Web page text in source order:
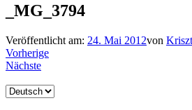
_MG_3794
Veröffentlicht am: 24. Mai 2012von
Vorherige
Nächste
Sprache